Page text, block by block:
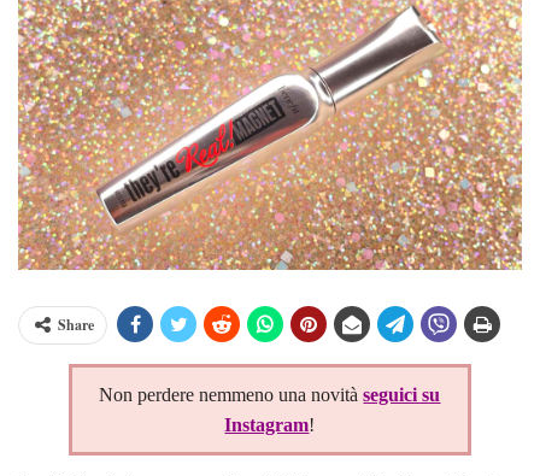
Share
Non perdere nemmeno una novitàseguici su
Instagram!